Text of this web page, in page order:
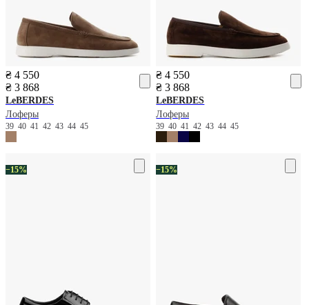
₴ 4 550
₴ 3 868
LeBERDES
Лоферы
39 40 41 42 43 44 45
₴ 4 550
₴ 3 868
LeBERDES
Лоферы
39404142434445
−15% −15%